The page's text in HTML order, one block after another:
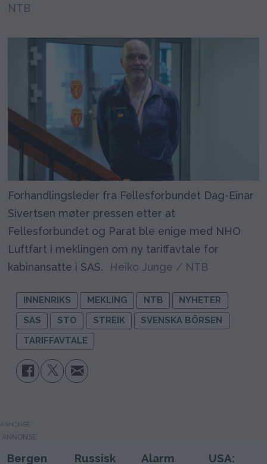
NTB
Forhandlingsleder fra Fellesforbundet Dag-Einar
Sivertsen møter pressen etter at
Fellesforbundet og Parat ble enige med NHO
Luftfart i meklingen om ny tariffavtale for
kabinansatte i SAS.
Heiko Junge / NTB
INNENRIKS MEKLING NTB
NYHETER
SAS
STO STREIK
SVENSKA BÖRSEN
TARIFFAVTALE
ANNONSE
Bergen Russisk Alarm USA: